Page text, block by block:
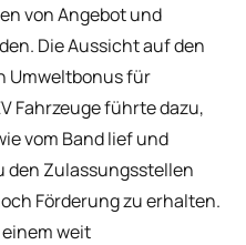
von Angebot und
Die Aussicht auf den
Umweltbonus für
Fahrzeuge führte dazu,
vom Band lief und
den Zulassungsstellen
Förderung zu erhalten.
weit